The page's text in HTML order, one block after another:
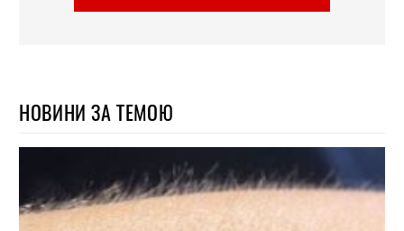
НОВИНИ ЗА ТЕМОЮ